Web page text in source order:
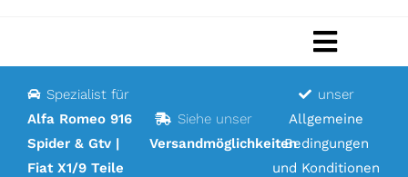
Webshop
Spezialist für
Alfa Romeo 916
Spider & Gtv |
Fiat X1/9 Teile
Siehe unser
Versandmöglichkeiten
unser
Allgemeine
Bedingungen
und Konditionen